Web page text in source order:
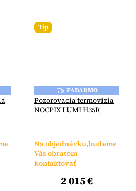
Tip
Z
A
D
A
ZADARMO
Pozorovacia termovízia
NOCPIX LUMI H35R
Na objednávku,budeme
Vás obratom
kontaktovať
2 015 €